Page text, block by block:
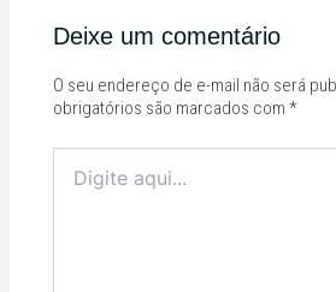
Deixe um comentário
O seu endereço de e-mail não será
obrigatórios são marcados com*
aqui...